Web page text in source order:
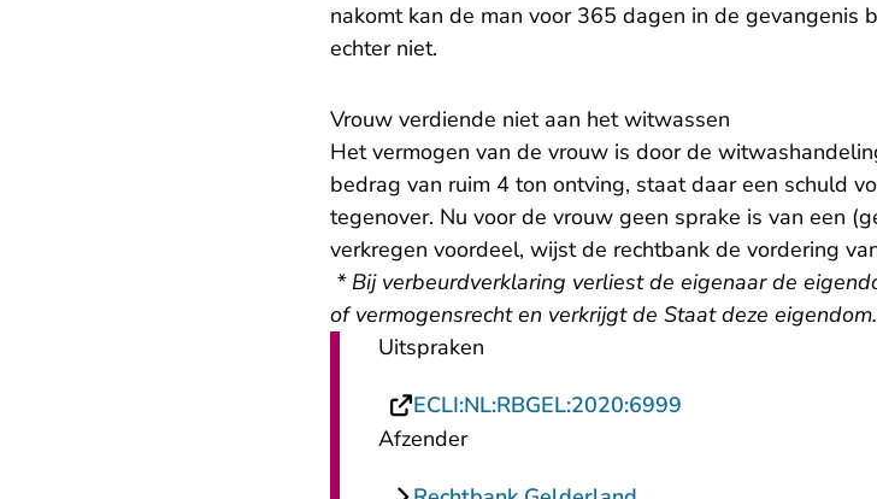
nakomt kan de man voor 365 dagen in de
echter niet.
Vrouw verdiende niet aan het witwassen
Het vermogen van de vrouw is door de
bedrag van ruim 4 ton ontving, staat daar een schuld
tegenover. Nu voor de vrouw geen sprake is van een
verkregen voordeel, wijst de rechtbank de vordering
* Bij verbeurdverklaring verliest de eigenaar de
of vermogensrecht en verkrijgt de Staat deze eigendom.
Uitspraken
ECLI:NL:RBGEL:2020:6999
Afzender